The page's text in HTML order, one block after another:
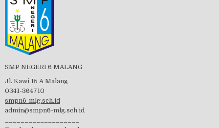
Tes Matrikulasi 2019
visitasi PPK 2019
SMP NEGERI 6 MALANG
Jl. Kawi 15 A Malang
0341-364710
smpn6-mlg.sch.id
admin@smpn6-mlg.sch.id